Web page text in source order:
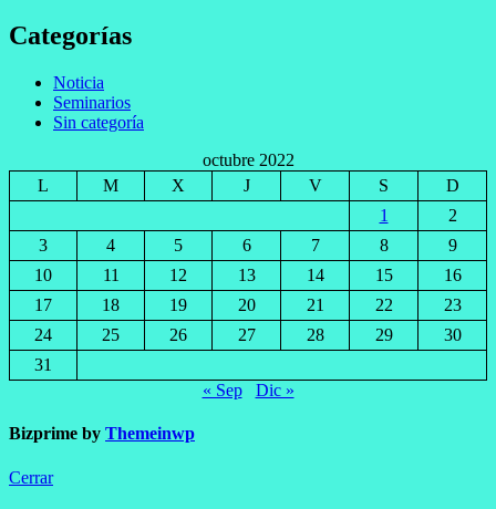
Categorías
Noticia
Seminarios
Sin categoría
octubre 2022
L
M X J V S
D
1
2
3
4 5 6 7 8
9
10
11 12 13 14 15
16
17
18 19 20 21 22
23
24
25 26 27 28 29
30
31
« Sep
Dic »
Bizprime by Themeinwp
Cerrar